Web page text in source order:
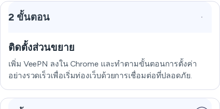
2 ขั้นตอน
ติดตั้งส่วนขยาย
เพิ่ม VeePN ลงใน Chrome และทำตามขั้นตอนการตั้งค่า
อย่างรวดเร็วเพื่อเริ่มท่องเว็บด้วยการเชื่อมต่อที่ปลอดภัย.